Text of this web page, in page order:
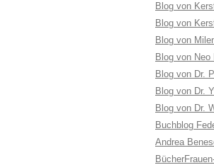
Blog von
Blog von
Blog von
Blog von Neo
Blog von Dr.
Blog von Dr.
Blog von Dr.
Buchblog
Andrea